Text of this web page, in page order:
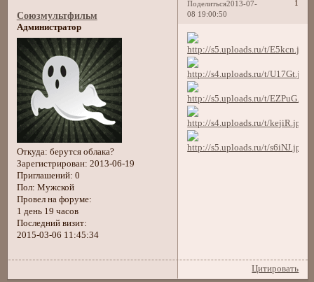
Поделиться 1
2013-07-
08 19:00:50
Союзмультфильм
Администратор
Откуда: берутся облака?
Зарегистрирован: 2013-06-19
Приглашений: 0
Пол: Мужской
Провел на форуме:
1 день 19 часов
Последний визит:
2015-03-06 11:45:34
Цитировать